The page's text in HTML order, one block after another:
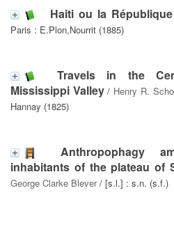
Haiti ou la
Paris : E.Plon,Nourrit (1885)
Travels in the
Mississippi Valley/ Henry R.
Hannay (1825)
Anthropophagy
inhabitants of the plateau of
George Clarke Blever/ [s.l.] : s.n. (s.f.)